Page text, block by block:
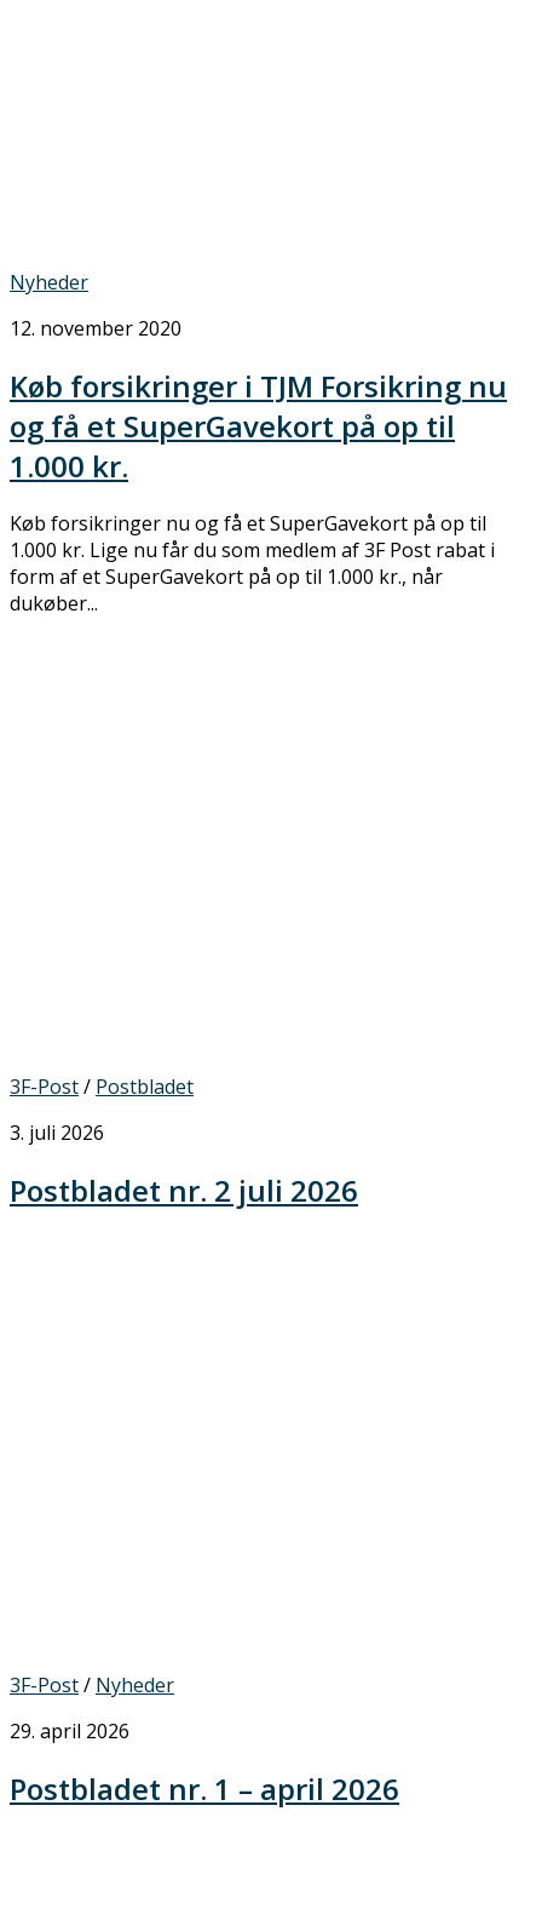
Nyheder
12. november 2020
Køb forsikringer i TJM Forsikring nu
og få et SuperGavekort på op til
1.000 kr.
Køb forsikringer nu og få et SuperGavekort på op til
1.000 kr. Lige nu får du som medlem af 3F Post rabat i
form af et SuperGavekort på op til 1.000 kr., når
dukøber...
3F-Post/ Postbladet
3. juli 2026
Postbladet nr. 2 juli 2026
3F-Post/ Nyheder
29. april 2026
Postbladet nr. 1 – april 2026